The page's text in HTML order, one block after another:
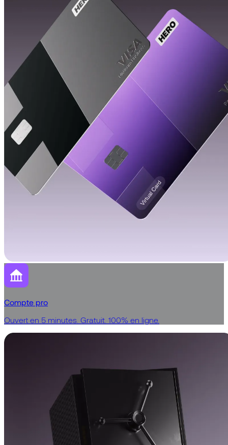
Compte pro
Ouvert en 5 minutes. Gratuit. 100% en ligne.